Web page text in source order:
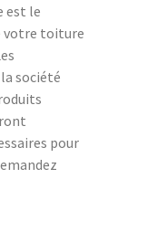
est le
votre toiture
société
pour